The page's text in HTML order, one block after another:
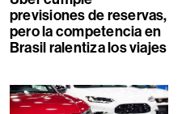
previsiones de reservas,
pero la competencia en
Brasil ralentiza los viajes